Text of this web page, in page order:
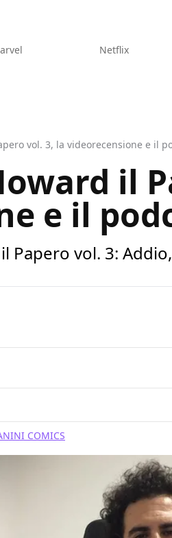
Netflix
vol. 3, la videorecensione e il
il
e il
Papero vol. 3:
COMICS